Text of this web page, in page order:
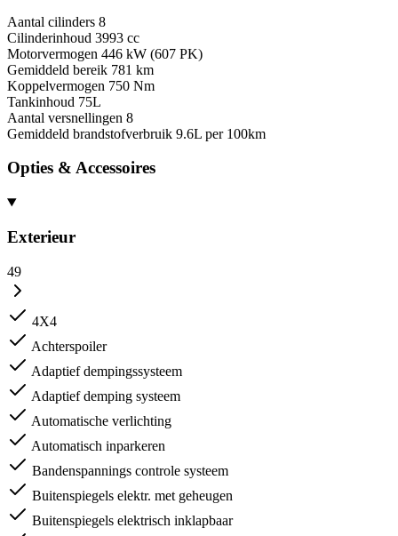
Aantal cilinders 8
Cilinderinhoud 3993 cc
Motorvermogen 446 kW (607 PK)
Gemiddeld bereik 781 km
Koppelvermogen 750 Nm
Tankinhoud 75L
Aantal versnellingen 8
Gemiddeld brandstofverbruik 9.6L per 100km
Opties & Accessoires
Exterieur
49
4X4
Achterspoiler
Adaptief dempingssysteem
Adaptief demping systeem
Automatische verlichting
Automatisch inparkeren
Bandenspannings controle systeem
Buitenspiegels elektr. met geheugen
Buitenspiegels elektrisch inklapbaar